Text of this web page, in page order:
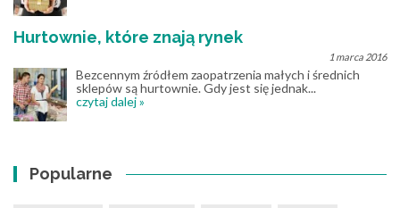
Hurtownie, które znają rynek
1 marca 2016
Bezcennym źródłem zaopatrzenia małych i średnich
sklepów są hurtownie. Gdy jest się jednak...
czytaj dalej »
Popularne